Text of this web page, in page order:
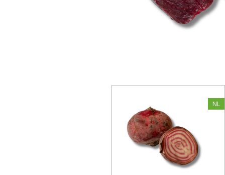
NL